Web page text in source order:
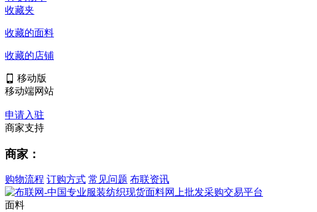
收藏夹
收藏的面料
收藏的店铺
移动版
移动端网站
申请入驻
商家支持
商家：
购物流程 订购方式 常见问题 布联资讯
面料